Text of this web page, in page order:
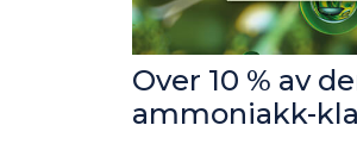
Over 10 % av
ammoniakk-